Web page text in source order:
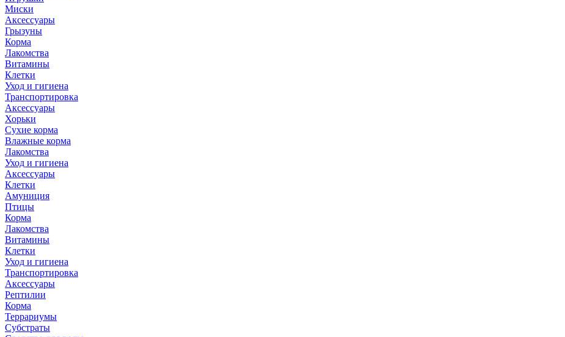
Миски
Аксессуары
Грызуны
Корма
Лакомства
Витамины
Клетки
Уход и гигиена
Транспортировка
Аксессуары
Хорьки
Сухие корма
Влажные корма
Лакомства
Уход и гигиена
Аксессуары
Клетки
Амуниция
Птицы
Корма
Лакомства
Витамины
Клетки
Уход и гигиена
Транспортировка
Аксессуары
Рептилии
Корма
Террариумы
Субстраты